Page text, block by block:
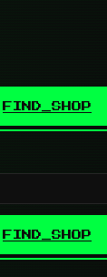
FIND_SHOP
FIND_SHOP